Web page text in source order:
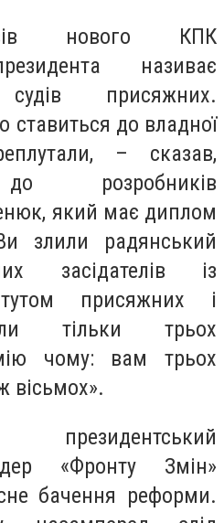
нового КПК
називає
присяжних.
ставиться до владної
– сказав,
розробників
який має диплом
злили радянський
засідателів із
присяжних і
тільки трьох
чому: вам трьох
вісьмох».
«Фронту Змін»
бачення реформи.